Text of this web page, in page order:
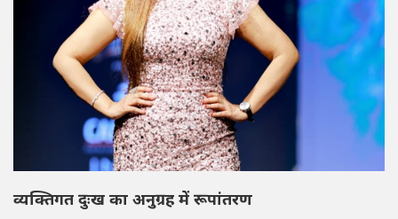
व्यक्तिगत दुःख का अनुग्रह में रूपांतरण